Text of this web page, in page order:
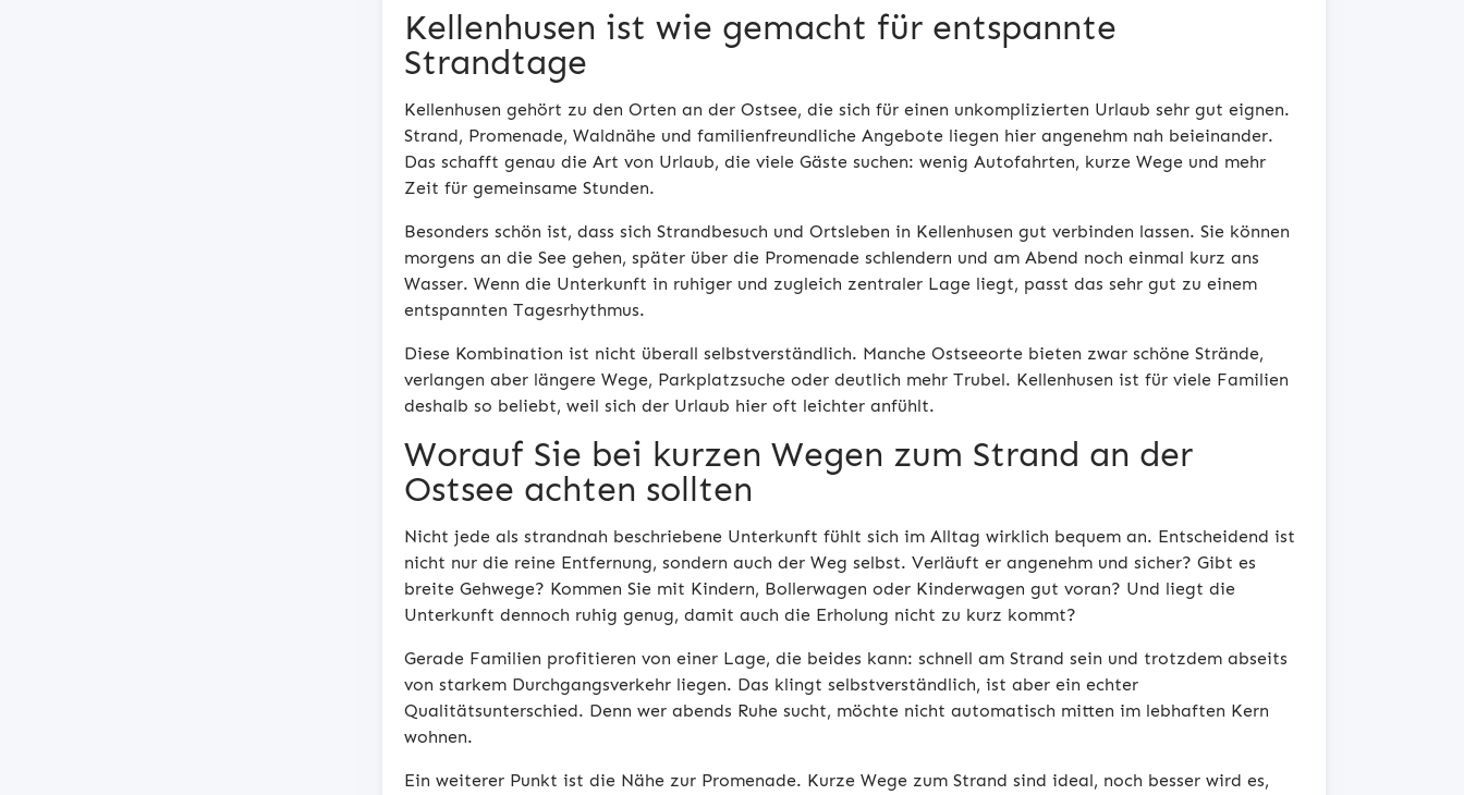
Kellenhusen ist wie gemacht für entspannte
Strandtage
Kellenhusen gehört zu den Orten an der Ostsee, die sich für einen unkomplizierten Urlaub sehr gut eignen.
Strand, Promenade, Waldnähe und familienfreundliche Angebote liegen hier angenehm nah beieinander.
Das schafft genau die Art von Urlaub, die viele Gäste suchen: wenig Autofahrten, kurze Wege und mehr
Zeit für gemeinsame Stunden.
Besonders schön ist, dass sich Strandbesuch und Ortsleben in Kellenhusen gut verbinden lassen. Sie können
morgens an die See gehen, später über die Promenade schlendern und am Abend noch einmal kurz ans
Wasser. Wenn die Unterkunft in ruhiger und zugleich zentraler Lage liegt, passt das sehr gut zu einem
entspannten Tagesrhythmus.
Diese Kombination ist nicht überall selbstverständlich. Manche Ostseeorte bieten zwar schöne Strände,
verlangen aber längere Wege, Parkplatzsuche oder deutlich mehr Trubel. Kellenhusen ist für viele Familien
deshalb so beliebt, weil sich der Urlaub hier oft leichter anfühlt.
Worauf Sie bei kurzen Wegen zum Strand an der
Ostsee achten sollten
Nicht jede als strandnah beschriebene Unterkunft fühlt sich im Alltag wirklich bequem an. Entscheidend ist
nicht nur die reine Entfernung, sondern auch der Weg selbst. Verläuft er angenehm und sicher? Gibt es
breite Gehwege? Kommen Sie mit Kindern, Bollerwagen oder Kinderwagen gut voran? Und liegt die
Unterkunft dennoch ruhig genug, damit auch die Erholung nicht zu kurz kommt?
Gerade Familien profitieren von einer Lage, die beides kann: schnell am Strand sein und trotzdem abseits
von starkem Durchgangsverkehr liegen. Das klingt selbstverständlich, ist aber ein echter
Qualitätsunterschied. Denn wer abends Ruhe sucht, möchte nicht automatisch mitten im lebhaften Kern
wohnen.
Ein weiterer Punkt ist die Nähe zur Promenade. Kurze Wege zum Strand sind ideal, noch besser wird es,